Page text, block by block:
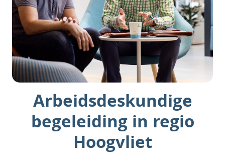
Arbeidsdeskundige
begeleiding in regio
Hoogvliet